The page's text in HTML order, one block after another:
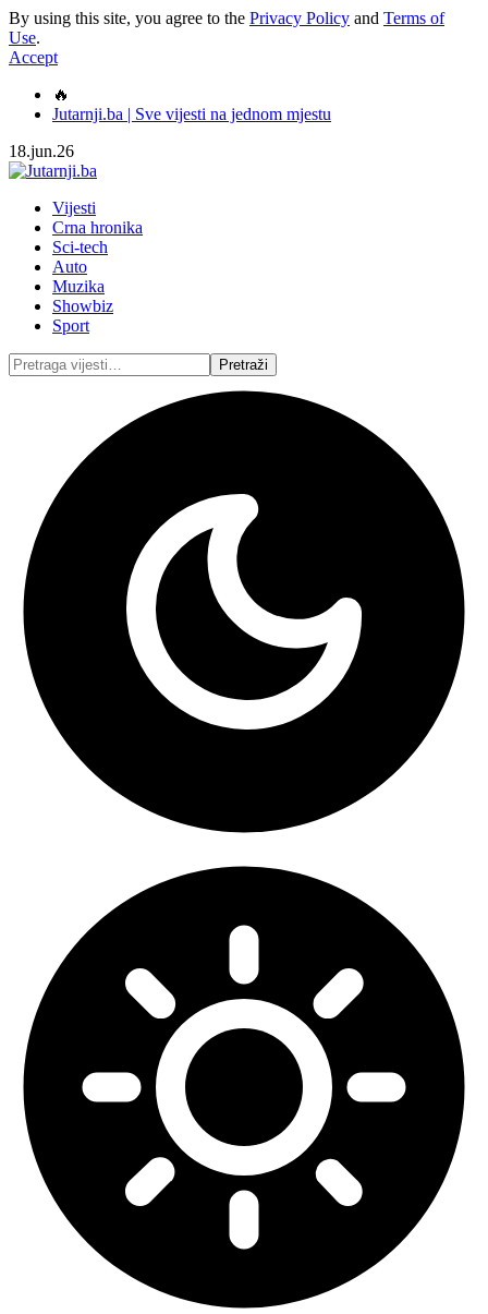
By using this site, you agree to the Privacy Policy and Terms of
Use.
Accept
🔥
Jutarnji.ba | Sve vijesti na jednom mjestu
18.jun.26
Vijesti
Crna hronika
Sci-tech
Auto
Muzika
Showbiz
Sport